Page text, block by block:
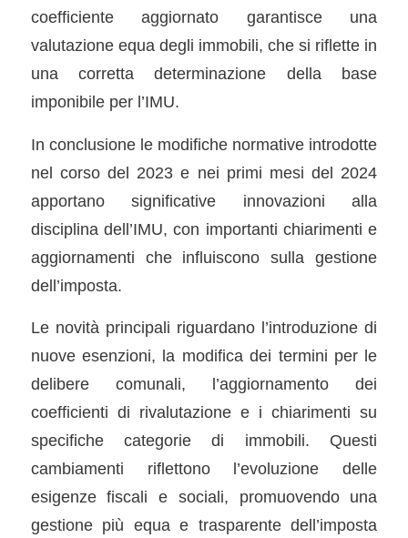
coefficiente aggiornato garantisce una
valutazione equa degli immobili, che si riflette in
una corretta determinazione della base
imponibile per l’IMU.
In conclusione le modifiche normative introdotte
nel corso del 2023 e nei primi mesi del 2024
apportano significative innovazioni alla
disciplina dell’IMU, con importanti chiarimenti e
aggiornamenti che influiscono sulla gestione
dell’imposta.
Le novità principali riguardano l’introduzione di
nuove esenzioni, la modifica dei termini per le
delibere comunali, l’aggiornamento dei
coefficienti di rivalutazione e i chiarimenti su
specifiche categorie di immobili. Questi
cambiamenti riflettono l’evoluzione delle
esigenze fiscali e sociali, promuovendo una
gestione più equa e trasparente dell’imposta